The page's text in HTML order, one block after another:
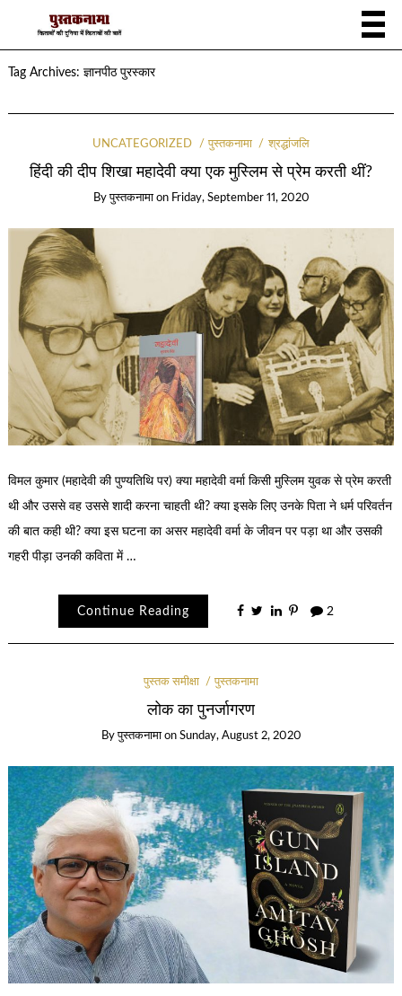
Tag Archives: ज्ञानपीठ पुरस्कार
UNCATEGORIZED पुस्तकनामा श्रद्धांजलि
हिंदी की दीप शिखा महादेवी क्या एक मुस्लिम से प्रेम करती थीं?
Byपुस्तकनामा on Friday, September 11, 2020
विमल कुमार (महादेवी की पुण्यतिथि पर) क्या महादेवी वर्मा किसी मुस्लिम युवक से प्रेम करती
थी और उससे वह उससे शादी करना चाहती थी? क्या इसके लिए उनके पिता ने धर्म परिवर्तन
की बात कही थी? क्या इस घटना का असर महादेवी वर्मा के जीवन पर पड़ा था और उसकी
गहरी पीड़ा उनकी कविता में …
Continue Reading 2
पुस्तक समीक्षा पुस्तकनामा
लोक का पुनर्जागरण
Byपुस्तकनामा on Sunday, August 2, 2020